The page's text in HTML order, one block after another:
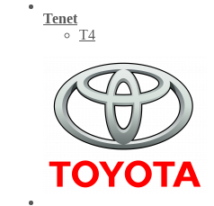
Tenet
Т4